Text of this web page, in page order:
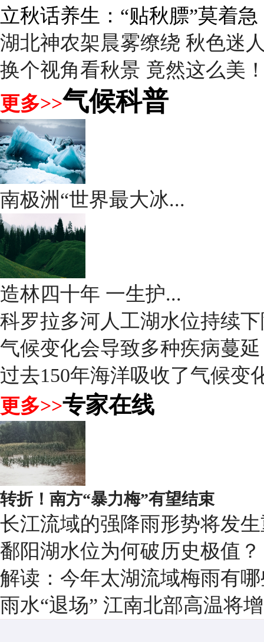
雨后峨眉沟壑尽显 金顶显真
湖北神农架晨雾缭绕 秋色迷
换个视角看秋景 竟然这么美
更多>>气候科普
南极洲“世界最大冰...
造林四十年 一生护...
科罗拉多河人工湖水位持续
气候变化会导致多种疾病蔓延
过去150年海洋吸收了气候变
更多>>专家在线
转折！南方“暴力梅”有望结束
长江流域的强降雨形势将发
鄱阳湖水位为何破历史极值？
解读：今年太湖流域梅雨有
雨水“退场” 江南北部高温将